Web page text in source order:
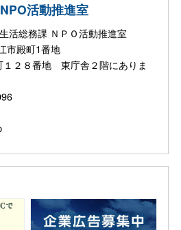
活動推進室
活総務課 ＮＰＯ活動推進室
市殿町1番地
１２８番地 東庁舎２階にありま